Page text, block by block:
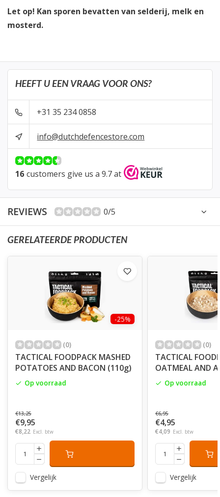
Let op! Kan sporen bevatten van selderij, melk en
mosterd.
HEEFT U EEN VRAAG VOOR ONS?
+31 35 234 0858
info@dutchdefencestore.com
16 customers give us a 9.7 at
REVIEWS 0/5
GERELATEERDE PRODUCTEN
-25%
(0)
TACTICAL FOODPACK MASHED
POTATOES AND BACON (110g)
Op voorraad
€13,25
€9,95
€8,22 Excl. btw
Vergelijk
(0)
TACTICAL
OATMEAL AND
Op voorraad
€6,95
€4,95
€4,09 Excl. btw
Vergelijk